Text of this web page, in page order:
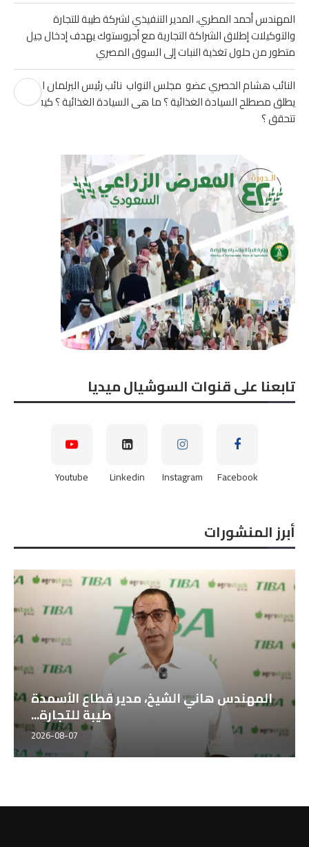
المهندس أحمد المطري، المدير التنفيذي لشركة طيبة للتجارة
والتوكيلات إطلاق الشراكة التجارية مع أجروستوك يهدف إدخال جيل
متطور من حلول تغذية النبات إلى السوق المصري
النائب هشام الحصري عضو مجلس النواب نائب رئيس البرلمان العربي
يطلق مصطلح السيادة الغذائية ؟ ما هى السيادة الغذائية ؟ كيف
تتحقق ؟
تابعنا على قنوات السوشيال ميديا
Facebook
Instagram
Linkedin
Youtube
أبرز المنشورات
المهندس هاني الشيخ، مدير قطاع الأسمدة
طيبة للتجارة...
2026-08-07